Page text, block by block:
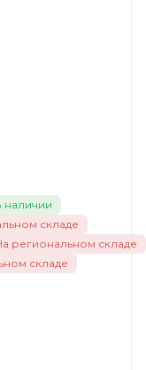
наличии
складе
региональном складе
складе